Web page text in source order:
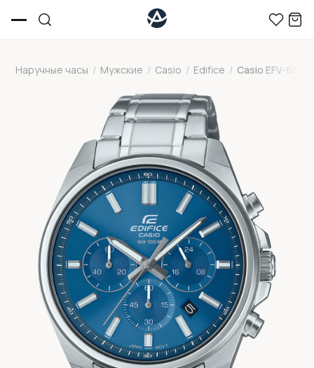
Наручные часы / Мужские / Casio / Edifice / Casio EFV-